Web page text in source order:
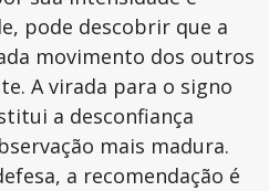
pode descobrir que a
movimento dos outros
A virada para o signo
a desconfiança
mais madura.
a recomendação é